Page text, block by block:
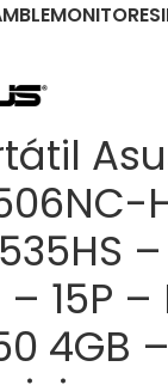
MONITORES
– 15P
4GB